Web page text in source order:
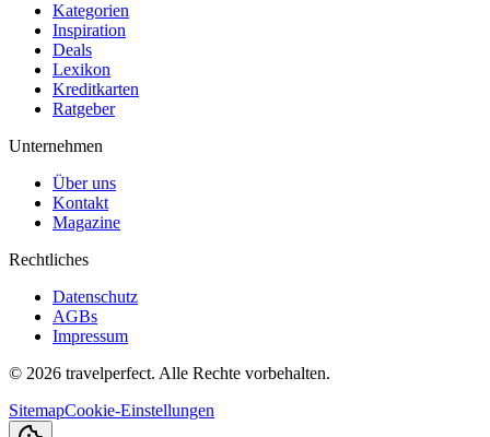
Kategorien
Inspiration
Deals
Lexikon
Kreditkarten
Ratgeber
Unternehmen
Über uns
Kontakt
Magazine
Rechtliches
Datenschutz
AGBs
Impressum
© 2026 travelperfect. Alle Rechte vorbehalten.
SitemapCookie-Einstellungen